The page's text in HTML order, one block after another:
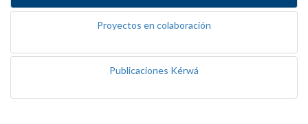
Proyectos en colaboración
Publicaciones Kérwá